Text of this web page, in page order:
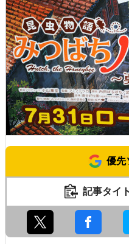
優先
記事タイ